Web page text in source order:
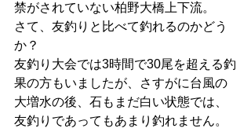
禁がされていない柏野大橋上下流。
さて、友釣りと比べて釣れるのかどう
か？
友釣り大会では3時間で30尾を超える釣
果の方もいましたが、さすがに台風の
大増水の後、石もまだ白い状態では、
友釣りであってもあまり釣れません。